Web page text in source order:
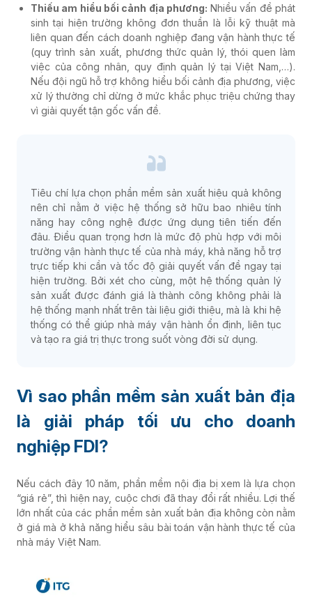
Thiếu am hiểu bối cảnh địa phương: Nhiều vấn đề phát
sinh tại hiện trường không đơn thuần là lỗi kỹ thuật mà
liên quan đến cách doanh nghiệp đang vận hành thực tế
(quy trình sản xuất, phương thức quản lý, thói quen làm
việc của công nhân, quy định quản lý tại Việt Nam,…).
Nếu đội ngũ hỗ trợ không hiểu bối cảnh địa phương, việc
xử lý thường chỉ dừng ở mức khắc phục triệu chứng thay
vì giải quyết tận gốc vấn đề.
Tiêu chí lựa chọn phần mềm sản xuất hiệu quả không
nên chỉ nằm ở việc hệ thống sở hữu bao nhiêu tính
năng hay công nghệ được ứng dụng tiên tiến đến
đâu. Điều quan trọng hơn là mức độ phù hợp với môi
trường vận hành thực tế của nhà máy, khả năng hỗ trợ
trực tiếp khi cần và tốc độ giải quyết vấn đề ngay tại
hiện trường. Bởi xét cho cùng, một hệ thống quản lý
sản xuất được đánh giá là thành công không phải là
hệ thống mạnh nhất trên tài liệu giới thiệu, mà là khi hệ
thống có thể giúp nhà máy vận hành ổn định, liên tục
và tạo ra giá trị thực trong suốt vòng đời sử dụng.
Vì sao phần mềm sản xuất bản địa
là giải pháp tối ưu cho doanh
nghiệp FDI?
Nếu cách đây 10 năm, phần mềm nội địa bị xem là lựa chọn
“giá rẻ”, thì hiện nay, cuộc chơi đã thay đổi rất nhiều. Lợi thế
lớn nhất của các phần mềm sản xuất bản địa không còn nằm
ở giá mà ở khả năng hiểu sâu bài toán vận hành thực tế của
nhà máy Việt Nam.